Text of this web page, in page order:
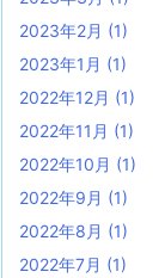
2023年2月 (1)
2023年1月 (1)
2022年12月 (1)
2022年11月 (1)
2022年10月 (1)
2022年9月 (1)
2022年8月 (1)
2022年7月 (1)